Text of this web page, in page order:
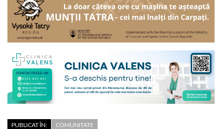
PUBLICAT ÎN:
COMUNITATE